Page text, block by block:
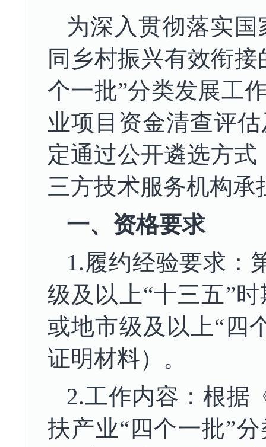
为深入贯彻落实
同乡村振兴有效衔
个一批”分类发展工
业项目资金清查评
定通过公开遴选方
三方技术服务机构
一、资格要求
1.履约经验要求：
级及以上“十三五”
或地市级及以上“四
证明材料）。
2.工作内容： 根据
扶产业“四个一批”